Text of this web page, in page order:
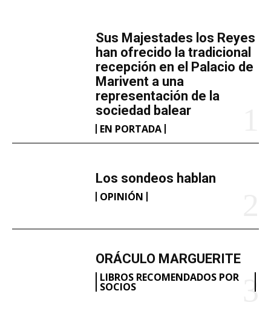
​Sus Majestades los Reyes
han ofrecido la tradicional
recepción en el Palacio de
Marivent​ a una
representación de la
sociedad balear
EN PORTADA
Los sondeos hablan
OPINIÓN
ORÁCULO MARGUERITE
LIBROS RECOMENDADOS POR
SOCIOS